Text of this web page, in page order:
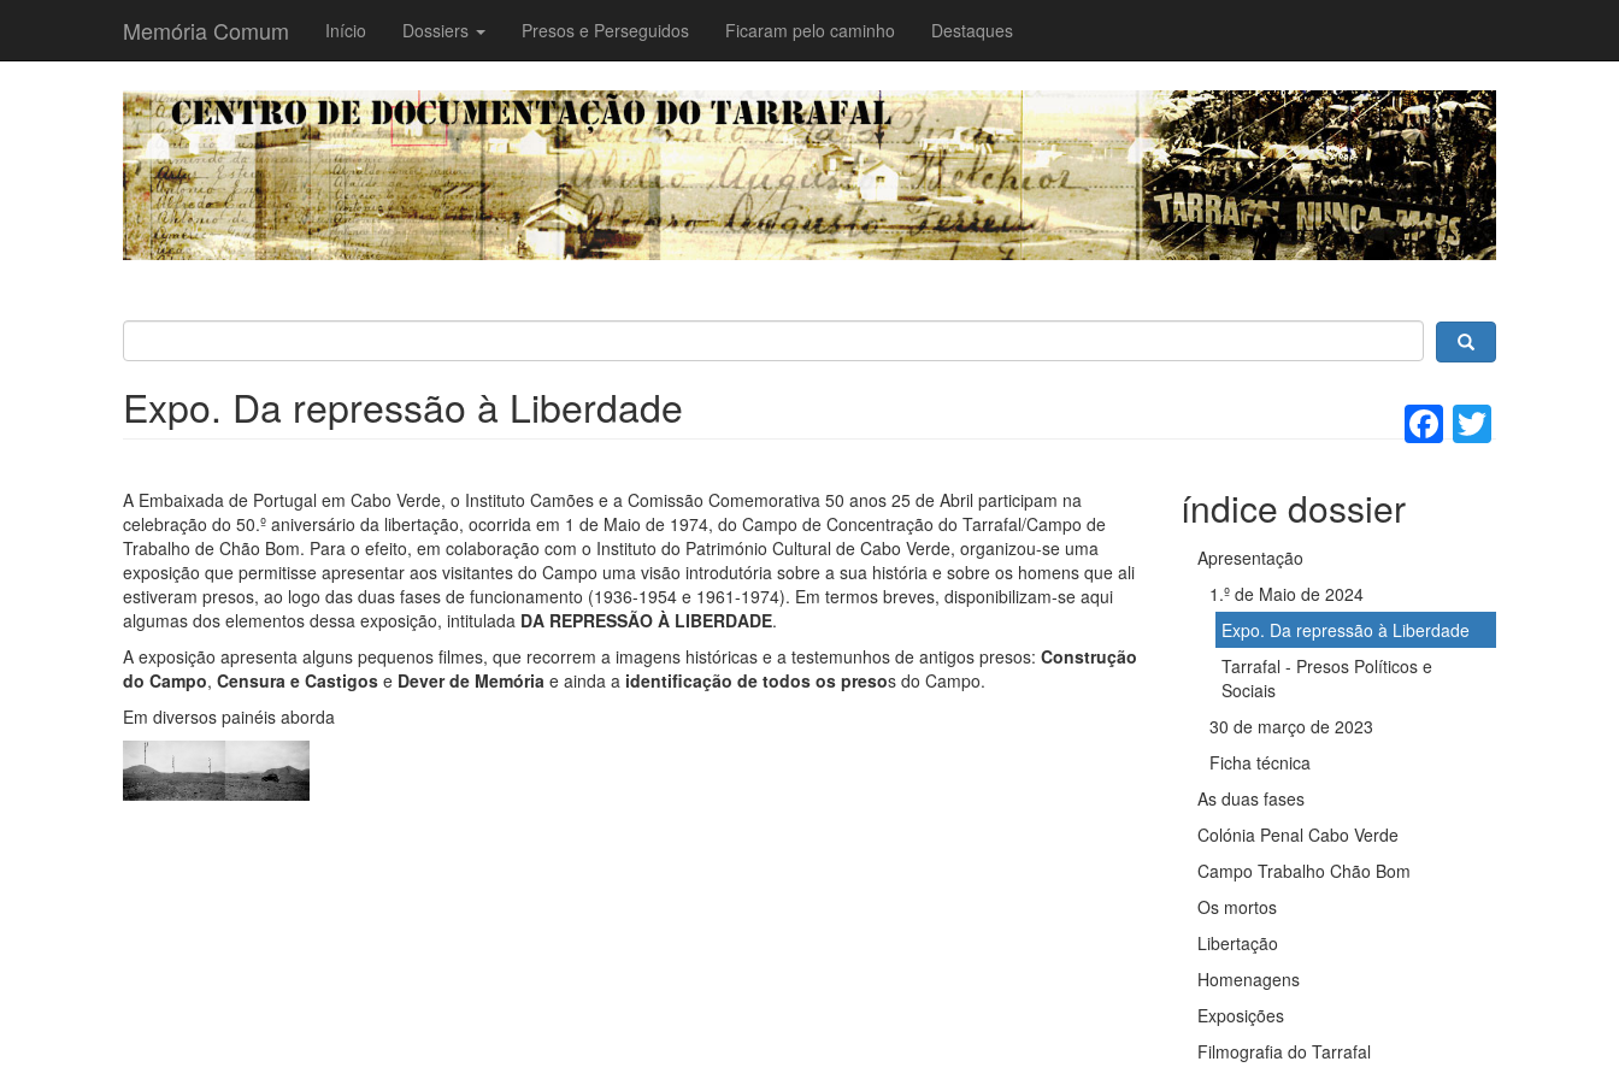
Memória Comum
Main
navigation
Início Dossiers Presos e Perseguidos Ficaram pelo caminho Destaques
Facebook
Expo. Da repressão à Liberdade
A Embaixada de Portugal em Cabo Verde, o Instituto Camões e a Comissão Comemorativa 50 anos 25 de Abril participam na
celebração do 50.º aniversário da libertação, ocorrida em 1 de Maio de 1974, do Campo de Concentração do Tarrafal/Campo de
Trabalho de Chão Bom. Para o efeito, em colaboração com o Instituto do Património Cultural de Cabo Verde, organizou-se uma
exposição que permitisse apresentar aos visitantes do Campo uma visão introdutória sobre a sua história e sobre os homens que ali
estiveram presos, ao logo das duas fases de funcionamento (1936-1954 e 1961-1974). Em termos breves, disponibilizam-se aqui
algumas dos elementos dessa exposição, intitulada DA REPRESSÃO À LIBERDADE.
A exposição apresenta alguns pequenos filmes, que recorrem a imagens históricas e a testemunhos de antigos presos: Construção
do Campo, Censura e Castigos e Dever de Memória e ainda a identificação de todos os presos do Campo.
Em diversos painéis aborda
índice dossier
Apresentação
1.º de Maio de 2024
Expo. Da repressão à Liberdade
Tarrafal - Presos Políticos e
Sociais
30 de março de 2023
Ficha técnica
As duas fases
Colónia Penal Cabo Verde
Campo Trabalho Chão Bom
Os mortos
Libertação
Homenagens
Exposições
Filmografia do Tarrafal